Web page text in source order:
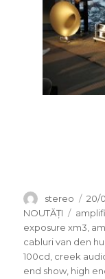
Autor
stereo
pe
20/
NOUTĂȚI
exposure xm3,
cabluri van den hul
100cd, creek
end show, high